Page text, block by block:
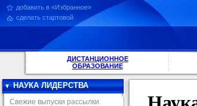
добавить в «Избранное»
сделать стартовой
ДИСТАНЦИОННОЕ
ОБРАЗОВАНИЕ
НАУКА ЛИДЕРСТВА
Свежие выпуски рассылки: